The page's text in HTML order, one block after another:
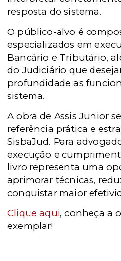
resposta do sistema.
O público-alvo é
especializados em
Bancário e Tributário,
do Judiciário que
profundidade as
sistema.
A obra de Assis Junior
referência prática e
SisbaJud. Para
execução e
livro representa uma
aprimorar técnicas,
conquistar maior
Clique aqui, conheça a
exemplar!